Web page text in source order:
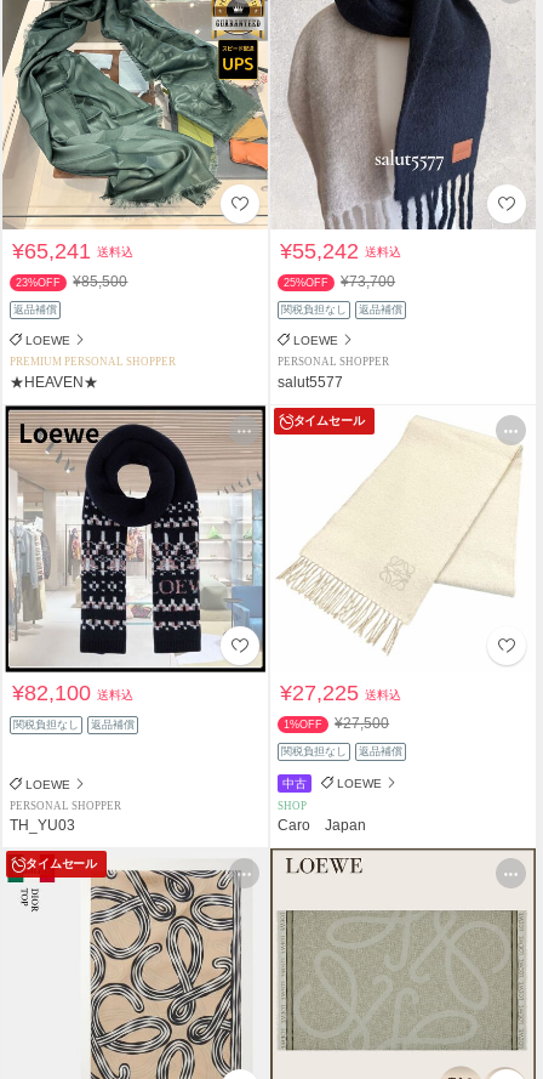
¥65,241送料込
23%OFF ¥85,500
返品補償
LOEWE
PREMIUM PERSONAL SHOPPER
★HEAVEN★
¥55,242送料込
25%OFF ¥73,700
関税負担なし 返品補償
LOEWE
PERSONAL SHOPPER
salut5577
¥82,100送料込
関税負担なし 返品補償
LOEWE
PERSONAL SHOPPER
TH_YU03
タイムセール
¥27,225送料込
1%OFF ¥27,500
関税負担なし 返品補償
中古 LOEWE
SHOP
Caro Japan
タイムセール